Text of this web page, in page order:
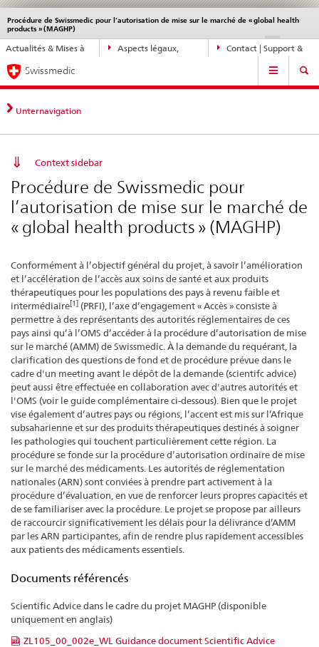
Navigation
directe:
actualités,
bases
juridiques,
contact
Actualités & Mises à
Aspects légaux,
Contact | Support &
Procédure de Swissmedic pour l’autorisation de mise sur le marché de « global health
products » (MAGHP)
DE EN
Service
navigation
Navigation
Swissmedic
Unternavigation
Context sidebar
Procédure de Swissmedic pour
l’autorisation de mise sur le marché de
« global health products » (MAGHP)
Conformément à l’objectif général du projet, à savoir l’amélioration
et l’accélération de l’accès aux soins de santé et aux produits
thérapeutiques pour les populations des pays à revenu faible et
intermédiaire[1] (PRFI), l’axe d’engagement « Accès » consiste à
permettre à des représentants des autorités réglementaires de ces
pays ainsi qu’à l’OMS d’accéder à la procédure d’autorisation de mise
sur le marché (AMM) de Swissmedic. À la demande du requérant, la
clarification des questions de fond et de procédure prévue dans le
cadre d'un meeting avant le dépôt de la demande (scientifc advice)
peut aussi être effectuée en collaboration avec d'autres autorités et
l'OMS (voir le guide complémentaire ci-dessous). Bien que le projet
vise également d’autres pays ou régions, l’accent est mis sur l’Afrique
subsaharienne et sur des produits thérapeutiques destinés à soigner
les pathologies qui touchent particulièrement cette région. La
procédure se fonde sur la procédure d’autorisation ordinaire de mise
sur le marché des médicaments. Les autorités de réglementation
nationales (ARN) sont conviées à prendre part activement à la
procédure d’évaluation, en vue de renforcer leurs propres capacités et
de se familiariser avec la procédure. Le projet se propose par ailleurs
de raccourcir significativement les délais pour la délivrance d’AMM
par les ARN participantes, afin de rendre plus rapidement accessibles
aux patients des médicaments essentiels.
Documents référencés
Scientific Advice dans le cadre du projet MAGHP (disponible
uniquement en anglais)
ZL105_00_002e_WL Guidance document Scientific Advice